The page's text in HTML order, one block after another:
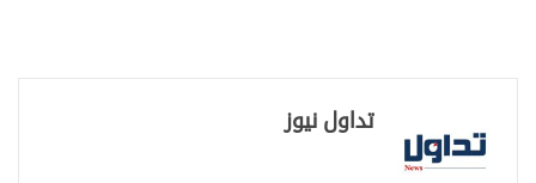
تداول نيوز